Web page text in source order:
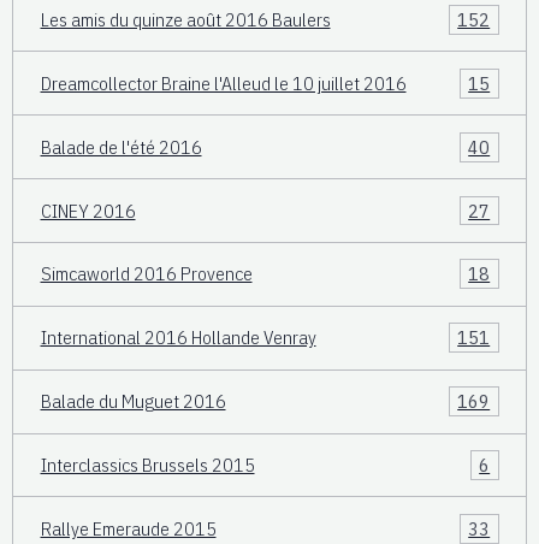
Les amis du quinze août 2016 Baulers 152
Dreamcollector Braine l'Alleud le 10 juillet 2016 15
Balade de l'été 2016 40
CINEY 2016 27
Simcaworld 2016 Provence 18
International 2016 Hollande Venray 151
Balade du Muguet 2016 169
Interclassics Brussels 2015 6
Rallye Emeraude 2015 33